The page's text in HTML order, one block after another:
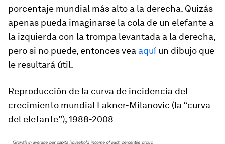
porcentaje mundial más alto a la derecha. Quizás
apenas pueda imaginarse la cola de un elefante a
la izquierda con la trompa levantada a la derecha,
pero si no puede, entonces vea aquí un dibujo que
le resultará útil.
Reproducción de la curva de incidencia del
crecimiento mundial Lakner-Milanovic (la “curva
del elefante”), 1988-2008